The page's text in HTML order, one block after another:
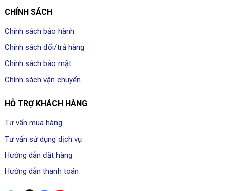
CHÍNH SÁCH
Chính sách bảo hành
Chính sách đổi/trả hàng
Chính sách bảo mật
Chính sách vận chuyển
HỖ TRỢ KHÁCH HÀNG
Tư vấn mua hàng
Tư vấn sử dụng dịch vụ
Hướng dẫn đặt hàng
Hướng dẫn thanh toán